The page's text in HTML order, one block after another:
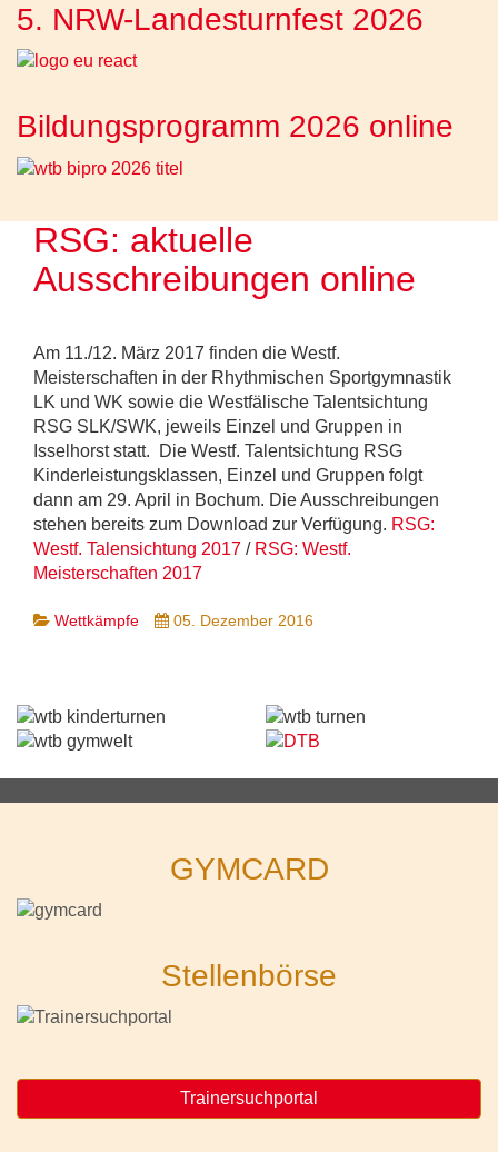
5. NRW-Landesturnfest 2026
Bildungsprogramm 2026 online
RSG: aktuelle
Ausschreibungen online
Am 11./12. März 2017 finden die Westf.
Meisterschaften in der Rhythmischen Sportgymnastik
LK und WK sowie die Westfälische Talentsichtung
RSG SLK/SWK, jeweils Einzel und Gruppen in
Isselhorst statt. Die Westf. Talentsichtung RSG
Kinderleistungsklassen, Einzel und Gruppen folgt
dann am 29. April in Bochum. Die Ausschreibungen
stehen bereits zum Download zur Verfügung. RSG:
Westf. Talensichtung 2017 / RSG: Westf.
Meisterschaften 2017
Wettkämpfe 05. Dezember 2016
GYMCARD
Stellenbörse
Trainersuchportal